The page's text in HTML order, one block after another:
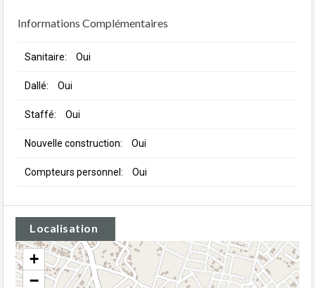
Informations Complémentaires
Sanitaire: Oui
Dallé: Oui
Staffé: Oui
Nouvelle construction: Oui
Compteurs personnel: Oui
Localisation
+
−